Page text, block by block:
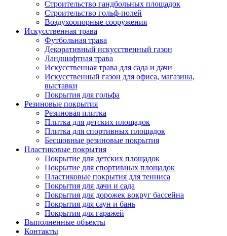
Строительство гандбольных площадок
Строительство гольф-полей
Воздухоопорные сооружения
Искусственная трава
Футбольная трава
Декоративный искусственный газон
Ландшафтная трава
Искусственная трава для сада и дачи
Искусственный газон для офиса, магазина,
выставки
Покрытия для гольфа
Резиновые покрытия
Резиновая плитка
Плитка для детских площадок
Плитка для спортивных площадок
Бесшовные резиновые покрытия
Пластиковые покрытия
Покрытие для детских площадок
Покрытие для спортивных площадок
Пластиковые покрытия для тенниса
Покрытия для дачи и сада
Покрытия для дорожек вокруг бассейна
Покрытия для саун и бань
Покрытия для гаражей
Выполненные объекты
Контакты